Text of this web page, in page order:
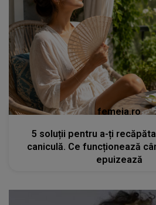
femeia.ro
5 soluții pentru a-ți
caniculă. Ce funcționează
epuizează